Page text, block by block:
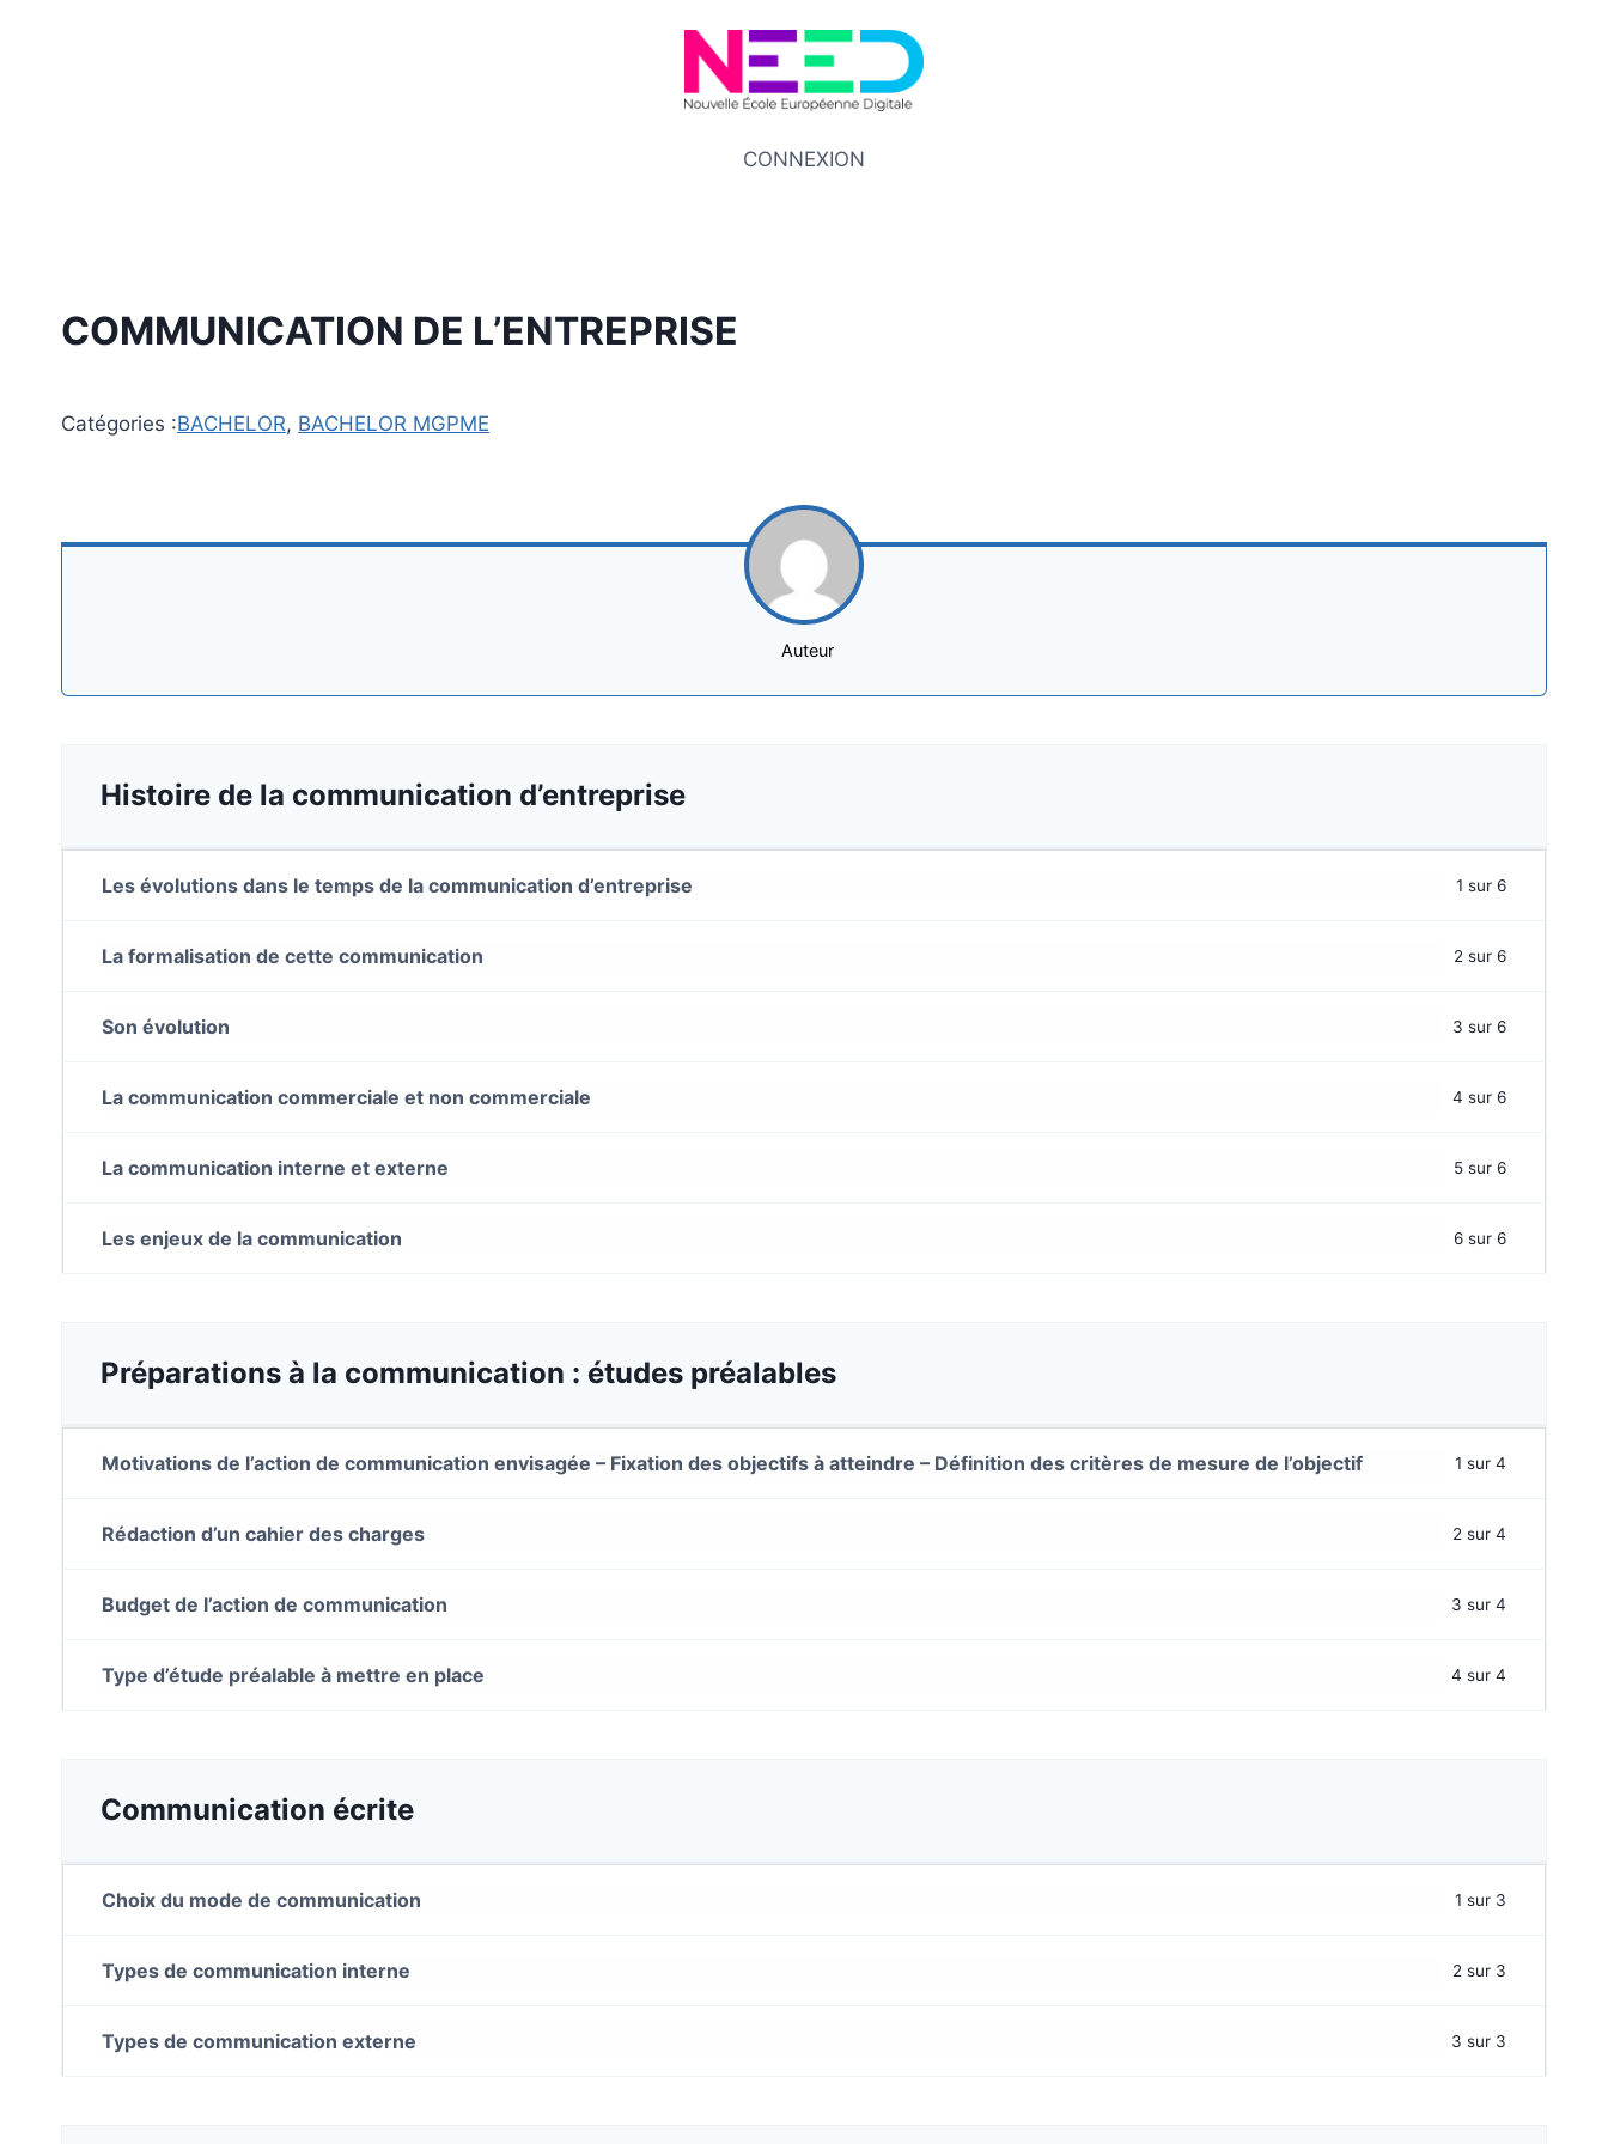
CONNEXION
COMMUNICATION DE L’ENTREPRISE
Catégories :BACHELOR, BACHELOR MGPME
Auteur
Histoire de la communication d’entreprise
1 sur 6
Les évolutions dans le temps de la communication d’entreprise
2 sur 6
La formalisation de cette communication
3 sur 6
Son évolution
4 sur 6
La communication commerciale et non commerciale
5 sur 6
La communication interne et externe
6 sur 6
Les enjeux de la communication
Préparations à la communication : études préalables
1 sur 4
Motivations de l’action de communication envisagée – Fixation des objectifs à atteindre – Définition des critères de mesure de l’objectif
2 sur 4
Rédaction d’un cahier des charges
3 sur 4
Budget de l’action de communication
4 sur 4
Type d’étude préalable à mettre en place
Communication écrite
1 sur 3
Choix du mode de communication
2 sur 3
Types de communication interne
3 sur 3
Types de communication externe